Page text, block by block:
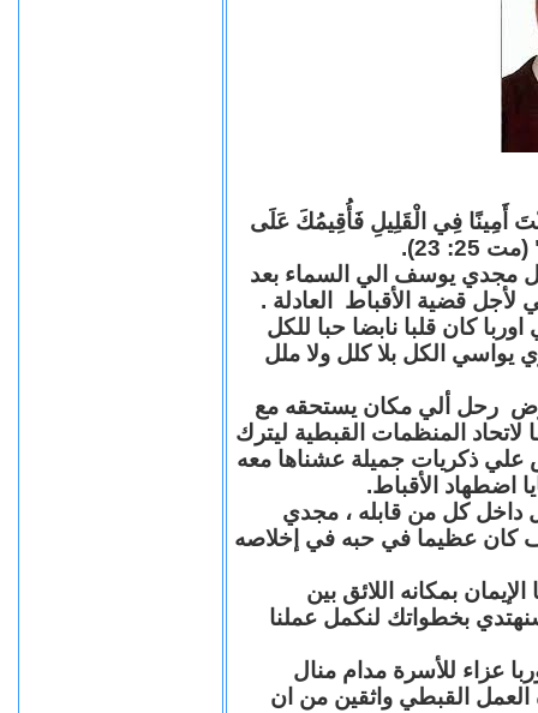
أَمِينًا فِي الْقَلِيلِ فَأُقِيمُكَ عَلَى
23).
مجدي يوسف الي السماء بعد
قضية الأقباط العادلة .
كان قلبا نابضا حبا للكل
يواسي الكل بلا كلل ولا ملل
رحل ألي مكان يستحقه مع
المنظمات القبطية ليترك
علي ذكريات جميلة عشناها معه
اضطهاد الأقباط.
داخل كل من قابله ، مجدي
عظيما في حبه في إخلاصه
بمكانه اللائق بين
بخطواتك لنكمل عملنا
عزاء للأسرة مدام منال
العمل القبطي واثقين من ان